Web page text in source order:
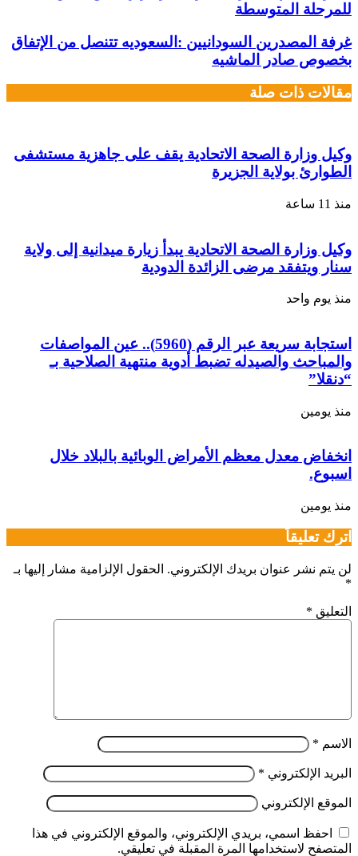
للمرحلة المتوسطة
غرفة المصدرين السودانيين :السعوديه تتنصل من الإتفاق
بخصوص صادر الماشيه
مقالات ذات صلة
وكيل وزارة الصحة الاتحادية يقف على جاهزية مستشفى
الطوارئ بولاية الجزيرة
منذ 11 ساعة
وكيل وزارة الصحة الاتحادية يبدأ زيارة ميدانية إلى ولاية
سنار ويتفقد مرضى الزائدة الدودية
منذ يوم واحد
استجابة سريعة عبر الرقم (5960).. عين المواصفات
والمباحث والصيدله تضبط أدوية منتهية الصلاحية بـ
“دنقلا”
منذ يومين
انخفاض معدل معظم الأمراض الوبائية بالبلاد خلال
اسبوع.
منذ يومين
اترك تعليقاً
لن يتم نشر عنوان بريدك الإلكتروني. الحقول الإلزامية مشار إليها بـ
*
التعليق *
الاسم *
البريد الإلكتروني *
الموقع الإلكتروني
احفظ اسمي، بريدي الإلكتروني، والموقع الإلكتروني في هذا
المتصفح لاستخدامها المرة المقبلة في تعليقي.